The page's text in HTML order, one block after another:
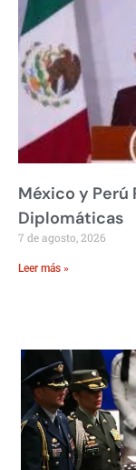
México y Perú
Diplomáticas
7 de agosto, 2026
Leer más »